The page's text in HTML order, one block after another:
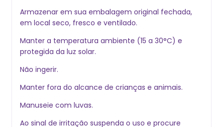
Armazenar em sua embalagem original fechada,
em local seco, fresco e ventilado.
Manter a temperatura ambiente (15 a 30°C) e
protegida da luz solar.
Não ingerir.
Manter fora do alcance de crianças e animais.
Manuseie com luvas.
Ao sinal de irritação suspenda o uso e procure